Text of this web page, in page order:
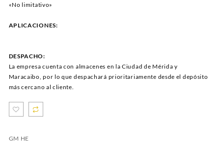
«No limitativo»
APLICACIONES:
DESPACHO:
La empresa cuenta con almacenes en la Ciudad de Mérida y
Maracaibo, por lo que despachará prioritariamente desde el depósito
más cercano al cliente.
GM HE